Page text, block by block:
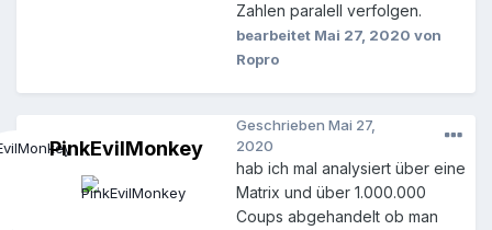
Zahlen paralell verfolgen.
bearbeitet Mai 27, 2020 von
Ropro
PinkEvilMonkey
Geschrieben Mai 27,
2020
hab ich mal analysiert über eine
Matrix und über 1.000.000
Coups abgehandelt ob man